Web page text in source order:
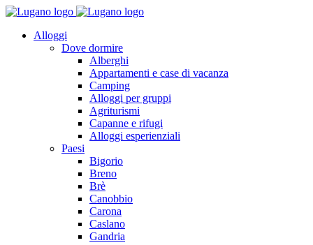
Alloggi
Dove dormire
Alberghi
Appartamenti e case di vacanza
Camping
Alloggi per gruppi
Agriturismi
Capanne e rifugi
Alloggi esperienziali
Paesi
Bigorio
Breno
Brè
Canobbio
Carona
Caslano
Gandria